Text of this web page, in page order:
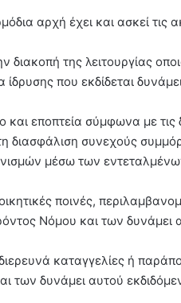
αρχή έχει και ασκεί τις
διακοπή της λειτουργίας
ίδρυσης που εκδίδεται
και εποπτεία σύμφωνα με
διασφάλιση συνεχούς
μέσω των
ποινές,
Νόμου και των δυνάμει
καταγγελίες ή
των δυνάμει αυτού